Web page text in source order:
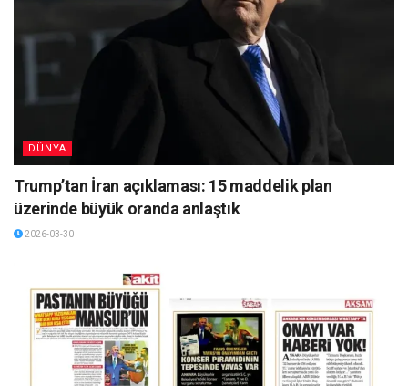
DÜNYA
Trump’tan İran açıklaması: 15 maddelik plan
üzerinde büyük oranda anlaştık
2026-03-30